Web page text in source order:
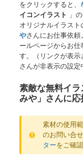
をクリックすると、
イコンイラスト
」
オリジナルイラス
やさんにお仕事依頼
ールページからお仕
す。（リンクが表示
さんが非表示の設定
素敵な無料イ
みや」さんに応
素材の使用
のお問い合
ターをご確